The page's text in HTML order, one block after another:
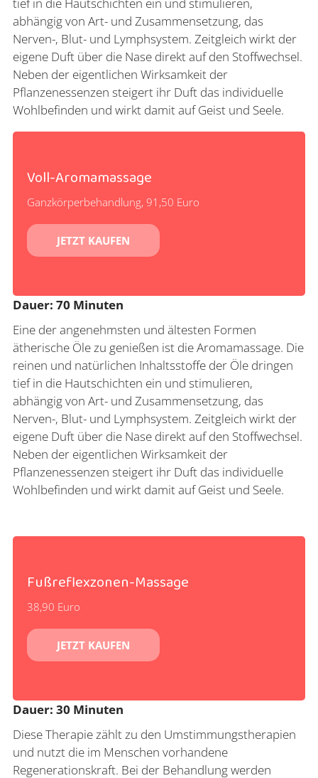
abhängig von Art- und Zusammensetzung, das
Nerven-, Blut- und Lymphsystem. Zeitgleich wirkt der
eigene Duft über die Nase direkt auf den Stoffwechsel.
Neben der eigentlichen Wirksamkeit der
Pflanzenessenzen steigert ihr Duft das individuelle
Wohlbefinden und wirkt damit auf Geist und Seele.
Voll-Aromamassage
Ganzkörperbehandlung, 91,50 Euro
JETZT KAUFEN
Dauer: 70 Minuten
Eine der angenehmsten und ältesten Formen
ätherische Öle zu genießen ist die Aromamassage. Die
reinen und natürlichen Inhaltsstoffe der Öle dringen
tief in die Hautschichten ein und stimulieren,
abhängig von Art- und Zusammensetzung, das
Nerven-, Blut- und Lymphsystem. Zeitgleich wirkt der
eigene Duft über die Nase direkt auf den Stoffwechsel.
Neben der eigentlichen Wirksamkeit der
Pflanzenessenzen steigert ihr Duft das individuelle
Wohlbefinden und wirkt damit auf Geist und Seele.
Fußreflexzonen-Massage
38,90 Euro
JETZT KAUFEN
Dauer: 30 Minuten
Diese Therapie zählt zu den Umstimmungstherapien
und nutzt die im Menschen vorhandene
Regenerationskraft. Bei der Behandlung werden